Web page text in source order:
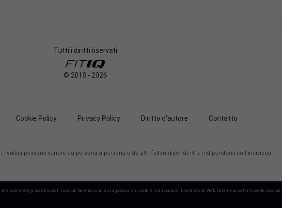
Tutti i diritti riservati
© 2018 - 2026
Cookie Policy Privacy Policy Diritto d'autore Contatto
I risultati possono variare da persona a persona e da altri fattori dipendenti e indipendenti dall'individuo.
come vengono utilizzati i cookie facendo clic su Impostazioni cookie. Utilizzando il nostro sito Web, l'utente accetta l'uso dei cookie.